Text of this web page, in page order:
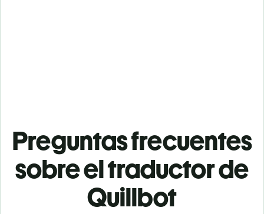
Preguntas frecuentes
sobre el traductor de
Quillbot